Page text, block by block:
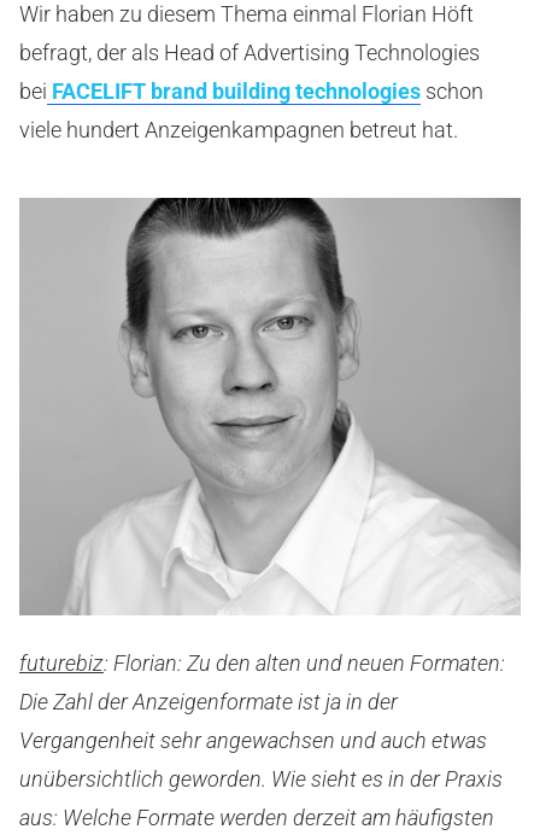
Wir haben zu diesem Thema einmal Florian Höft
befragt, der als Head of Advertising Technologies
bei FACELIFT brand building technologies schon
viele hundert Anzeigenkampagnen betreut hat.
futurebiz: Florian: Zu den alten und neuen Formaten:
Die Zahl der Anzeigenformate ist ja in der
Vergangenheit sehr angewachsen und auch etwas
unübersichtlich geworden. Wie sieht es in der Praxis
aus: Welche Formate werden derzeit am häufigsten